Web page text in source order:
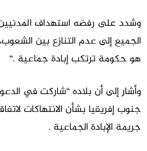
وشدد على رفضه استهداف
الجميع إلى عدم التنازع بين
هو حكومة ترتكب إبادة جماعية “.
وأشار إلى أن بلاده “شاركت في
جنوب إفريقيا بشأن الانتهاكات
جريمة الإبادة الجماعية .